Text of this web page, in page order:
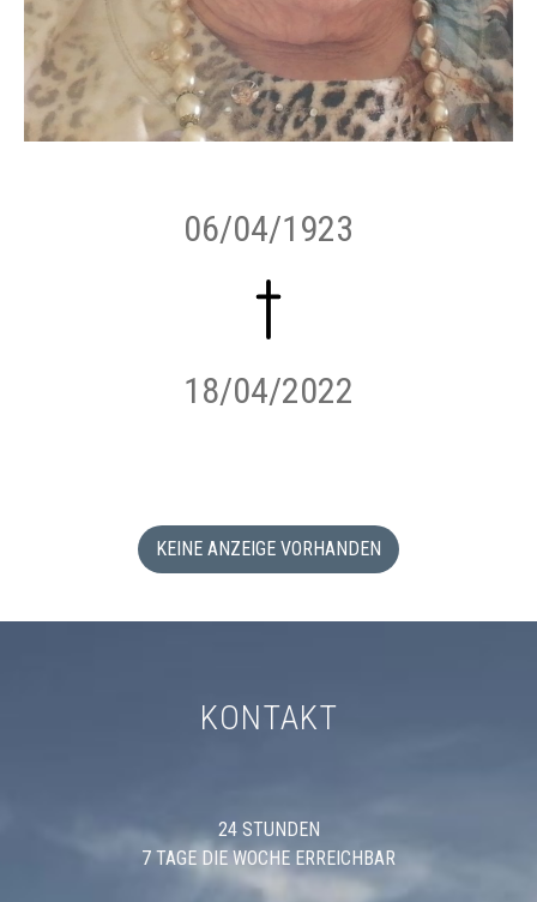
06/04/1923
18/04/2022
KEINE ANZEIGE VORHANDEN
KONTAKT
24 STUNDEN
7 TAGE DIE WOCHE ERREICHBAR